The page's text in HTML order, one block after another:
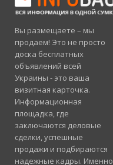
Вы размещаете – мы
продаем! Это не просто
доска бесплатных
объявлений всей
Украины - это ваша
визитная карточка.
Информационная
площадка, где
заключаются деловые
сделки, успешные
продажи и подбираются
надежные кадры. Именно